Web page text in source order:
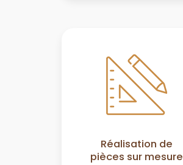
Réalisation de
pièces sur mesure